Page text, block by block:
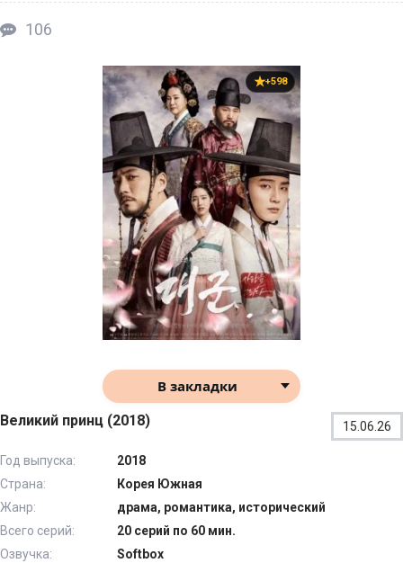
106
+598
В закладки
Великий принц (2018) 15.06.26
Год выпуска:
2018
Страна:
Корея Южная
Жанр:
драма, романтика, исторический
Всего серий:
20 серий по 60 мин.
Озвучка:
Softbox